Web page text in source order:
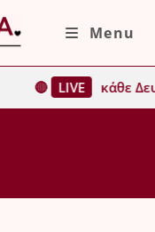
Menu
🔴 LIVE κάθε